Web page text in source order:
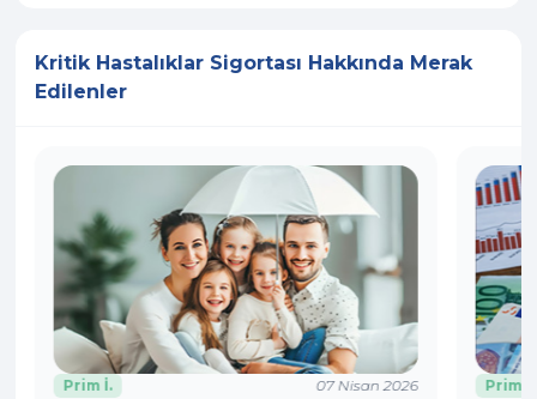
Kritik Hastalıklar Sigortası Hakkında Merak
Edilenler
Prim İ. 07 Nisan 2026 Prim İ.